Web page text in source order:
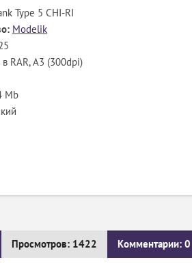
Type 5 CHI-RI
Modelik
в RAR, А3 (300dpi)
Mb
Просмотров: 1422 Комментарии: 0